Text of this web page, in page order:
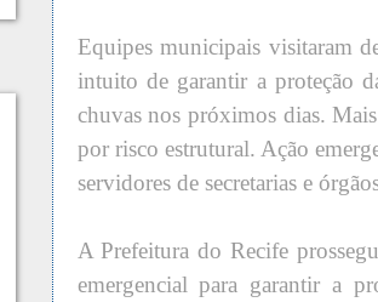
Equipes municipais visitaram
intuito de garantir a proteção
chuvas nos próximos dias.
por risco estrutural. Ação
servidores de secretarias e
A Prefeitura do Recife
emergencial para garantir a